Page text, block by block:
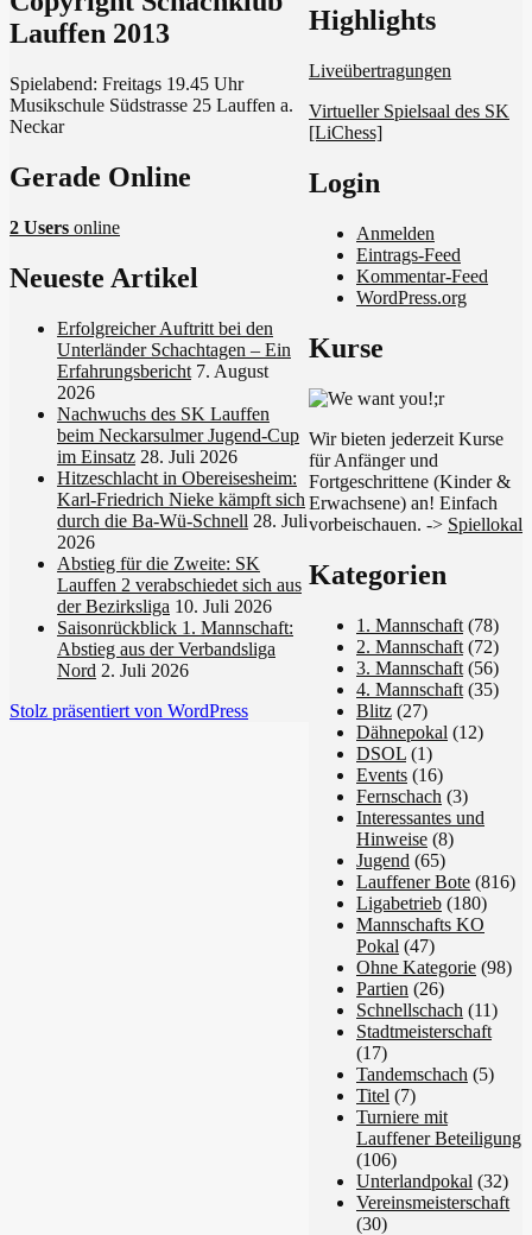
Schach in Lauffen
Highlights
Liveübertragungen
Virtueller Spielsaal des SK
[LiChess]
Login
Anmelden
Eintrags-Feed
Kommentar-Feed
WordPress.org
Kurse
Wir bieten jederzeit Kurse
für Anfänger und
Fortgeschrittene (Kinder &
Erwachsene) an! Einfach
vorbeischauen. -> Spiellokal
Kategorien
1. Mannschaft (78)
2. Mannschaft (72)
3. Mannschaft (56)
4. Mannschaft (35)
Blitz (27)
Dähnepokal (12)
DSOL (1)
Events (16)
Fernschach (3)
Interessantes und
Hinweise (8)
Jugend (65)
Lauffener Bote (816)
Ligabetrieb (180)
Mannschafts KO
Pokal (47)
Ohne Kategorie (98)
Partien (26)
Schnellschach (11)
Stadtmeisterschaft
(17)
Tandemschach (5)
Titel (7)
Turniere mit
Lauffener Beteiligung
(106)
Unterlandpokal (32)
Vereinsmeisterschaft
(30)
Lauffen 2013
Spielabend: Freitags 19.45 Uhr
Musikschule Südstrasse 25 Lauffen a.
Neckar
Gerade Online
2 Users online
Neueste Artikel
Erfolgreicher Auftritt bei den
Unterländer Schachtagen – Ein
Erfahrungsbericht 7. August
2026
Nachwuchs des SK Lauffen
beim Neckarsulmer Jugend-Cup
im Einsatz 28. Juli 2026
Hitzeschlacht in Obereisesheim:
Karl-Friedrich Nieke kämpft sich
durch die Ba-Wü-Schnell 28. Juli
2026
Abstieg für die Zweite: SK
Lauffen 2 verabschiedet sich aus
der Bezirksliga 10. Juli 2026
Saisonrückblick 1. Mannschaft:
Abstieg aus der Verbandsliga
Nord 2. Juli 2026
Stolz präsentiert von WordPress